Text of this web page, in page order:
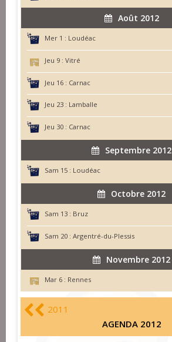
Août 2012
Mer 1 : Loudéac
Jeu 9 : Vitré
Jeu 16 : Carnac
Jeu 23 : Lamballe
Jeu 30 : Carnac
Septembre 2012
Sam 15 : Loudéac
Octobre 2012
Sam 13 : Bruz
Sam 20 : Argentré-du-Plessis
Novembre 2012
Mar 6 : Rennes
2011
AGENDA 2012